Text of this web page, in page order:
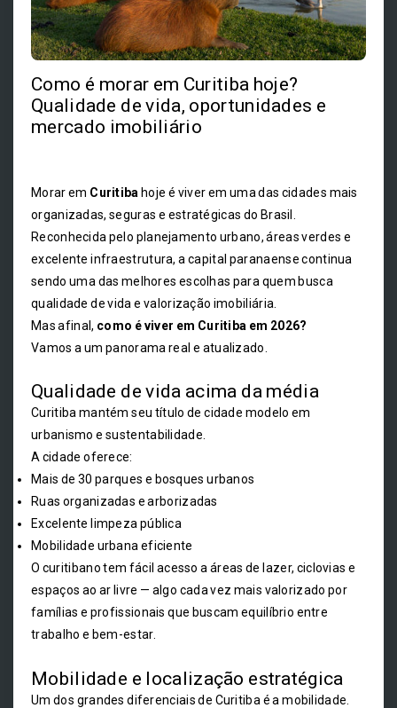
Como é morar em Curitiba hoje?
Qualidade de vida, oportunidades e
mercado imobiliário
Morar em Curitiba hoje é viver em uma das cidades mais
organizadas, seguras e estratégicas do Brasil.
Reconhecida pelo planejamento urbano, áreas verdes e
excelente infraestrutura, a capital paranaense continua
sendo uma das melhores escolhas para quem busca
qualidade de vida e valorização imobiliária.
Mas afinal, como é viver em Curitiba em 2026?
Vamos a um panorama real e atualizado.
Qualidade de vida acima da média
Curitiba mantém seu título de cidade modelo em
urbanismo e sustentabilidade.
A cidade oferece:
Mais de 30 parques e bosques urbanos
Ruas organizadas e arborizadas
Excelente limpeza pública
Mobilidade urbana eficiente
O curitibano tem fácil acesso a áreas de lazer, ciclovias e
espaços ao ar livre — algo cada vez mais valorizado por
famílias e profissionais que buscam equilíbrio entre
trabalho e bem-estar.
Mobilidade e localização estratégica
Um dos grandes diferenciais de Curitiba é a mobilidade.